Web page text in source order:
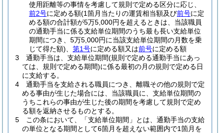
使用距離等の事情を考慮して規則で定める区分に応じ、
前2号に定める額(1箇月当たりの運賃相当額及び前号に定
める額の合計額が5万5,000円を超えるときは、当該職員
の通勤手当に係る支給単位期間のうち最も長い支給単位
期間につき、5万5,000円に当該支給単位期間の月数を乗
じて得た額)
第1号に定める額又は前号に定める額
3
通勤手当は、支給単位期間(規則で定める通勤手当にあっ
ては、規則で定める期間)に係る最初の月の規則で定める日
に支給する。
4
通勤手当を支給される職員につき、離職その他の規則で定
める事由が生じた場合には、当該職員に、支給単位期間の
うちこれらの事由が生じた後の期間を考慮して規則で定め
る額を返納させるものとする。
5
この条において、「支給単位期間」とは、通勤手当の支給
の単位となる期間として6箇月を超えない範囲内で1箇月を